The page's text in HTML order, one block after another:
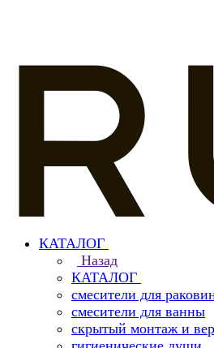
КАТАЛОГ
Назад
КАТАЛОГ
смесители для
смесители для ванны
скрытый монтаж и